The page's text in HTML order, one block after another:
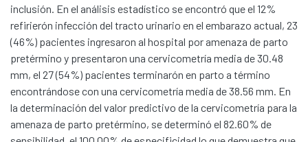
inclusión. En el análisis estadístico se encontró que el 12%
refirierón infección del tracto urinario en el embarazo actual, 23
(46%) pacientes ingresaron al hospital por amenaza de parto
pretérmino y presentaron una cervicometría media de 30.48
mm, el 27 (54%) pacientes terminarón en parto a término
encontrándose con una cervicometría media de 38.56 mm. En
la determinación del valor predictivo de la cervicometría para la
amenaza de parto pretérmino, se determinó el 82.60% de